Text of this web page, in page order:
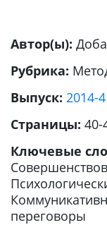
Автор(ы):
Рубрика:
Выпуск: 2014-
Страницы: 40-
Ключевые
переговоры